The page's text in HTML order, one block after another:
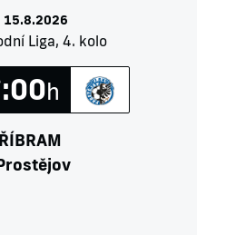
15.8.2026
Liga, 4. kolo
h